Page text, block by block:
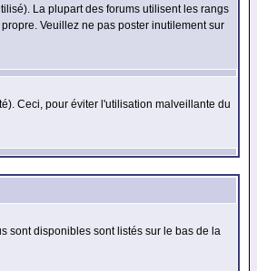
La plupart des forums utilisent les rangs
Veuillez ne pas poster inutilement sur
Ceci, pour éviter l'utilisation malveillante du
sont disponibles sont listés sur le bas de la